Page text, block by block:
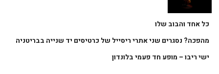
כל אחד והבוב שלו
מהפכה? נסגרים שני אתרי ריסייל של כרטיסים יד שנייה בבריטניה
ישי ריבו – מופע חד פעמי בלונדון